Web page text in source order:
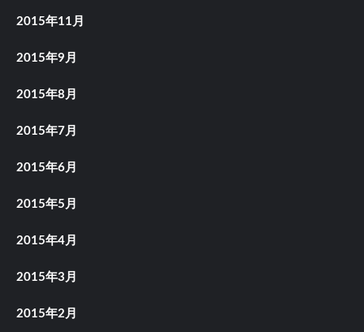
2015年11月
2015年9月
2015年8月
2015年7月
2015年6月
2015年5月
2015年4月
2015年3月
2015年2月